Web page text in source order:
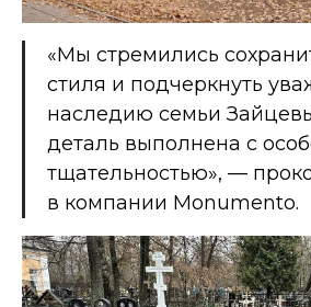
«Мы стремились
стиля и подчеркнуть
наследию семьи
деталь выполнена с
тщательностью», —
в компании Monumento.